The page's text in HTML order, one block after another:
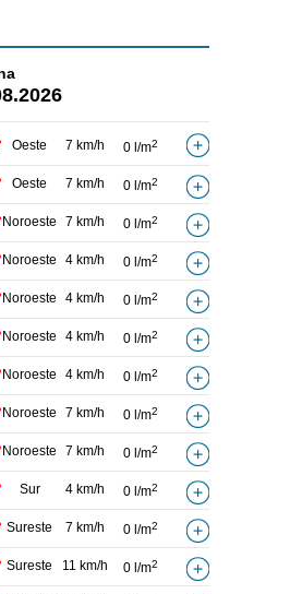
Oeste 7 km/h 0 l/m2
Oeste 7 km/h 0 l/m2
Noroeste 7 km/h 0 l/m2
Noroeste 4 km/h 0 l/m2
Noroeste 4 km/h 0 l/m2
Noroeste 4 km/h 0 l/m2
Noroeste 4 km/h 0 l/m2
Noroeste 7 km/h 0 l/m2
Noroeste 7 km/h 0 l/m2
Sur 4 km/h 0 l/m2
Sureste 7 km/h 0 l/m2
Sureste 11 km/h 0 l/m2